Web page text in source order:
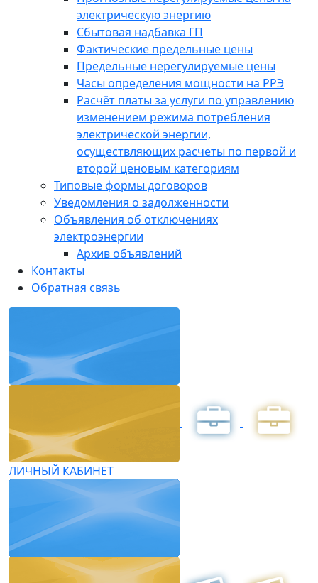
электрическую энергию
Сбытовая надбавка ГП
Фактические предельные цены
Предельные нерегулируемые цены
Часы определения мощности на РРЭ
Расчёт платы за услуги по управлению
изменением режима потребления
электрической энергии,
осуществляющих расчеты по первой и
второй ценовым категориям
Типовые формы договоров
Уведомления о задолженности
Объявления об отключениях
электроэнергии
Архив объявлений
Контакты
Обратная связь
ЛИЧНЫЙ КАБИНЕТ